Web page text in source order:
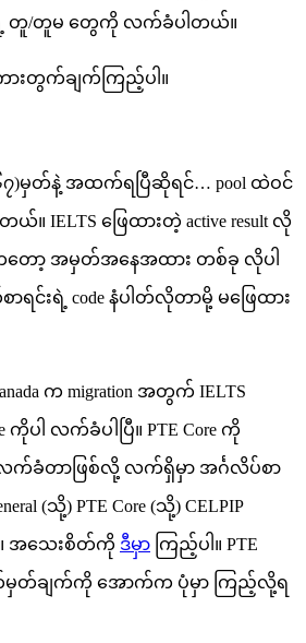
တူ/တူမ တွေကို လက်ခံပါတယ်။
ားတွက်ချက်ကြည့်ပါ။
)မှတ်နဲ့ အထက်ရပြီဆိုရင်… pool ထဲဝင်
IELTS ဖြေထားတဲ့ active result လို
ကတော့ အမှတ်အနေအထား တစ်ခု လိုပါ
ရင်းရဲ့ code နံပါတ်လိုတာမို့ မ‌ဖြေထား
က migration အတွက် IELTS
ကိုပါ လက်ခံပါပြီ။ PTE Core ကို
လက်ခံတာဖြစ်လို့ လက်ရှိမှာ အင်္ဂလိပ်စာ
(သို့) PTE Core (သို့) CELPIP
။ အသေးစိတ်ကို ဒီမှာ ကြည့်ပါ။ PTE
တ်ချက်ကို အောက်က ပုံမှာ ကြည့်လို့ရ